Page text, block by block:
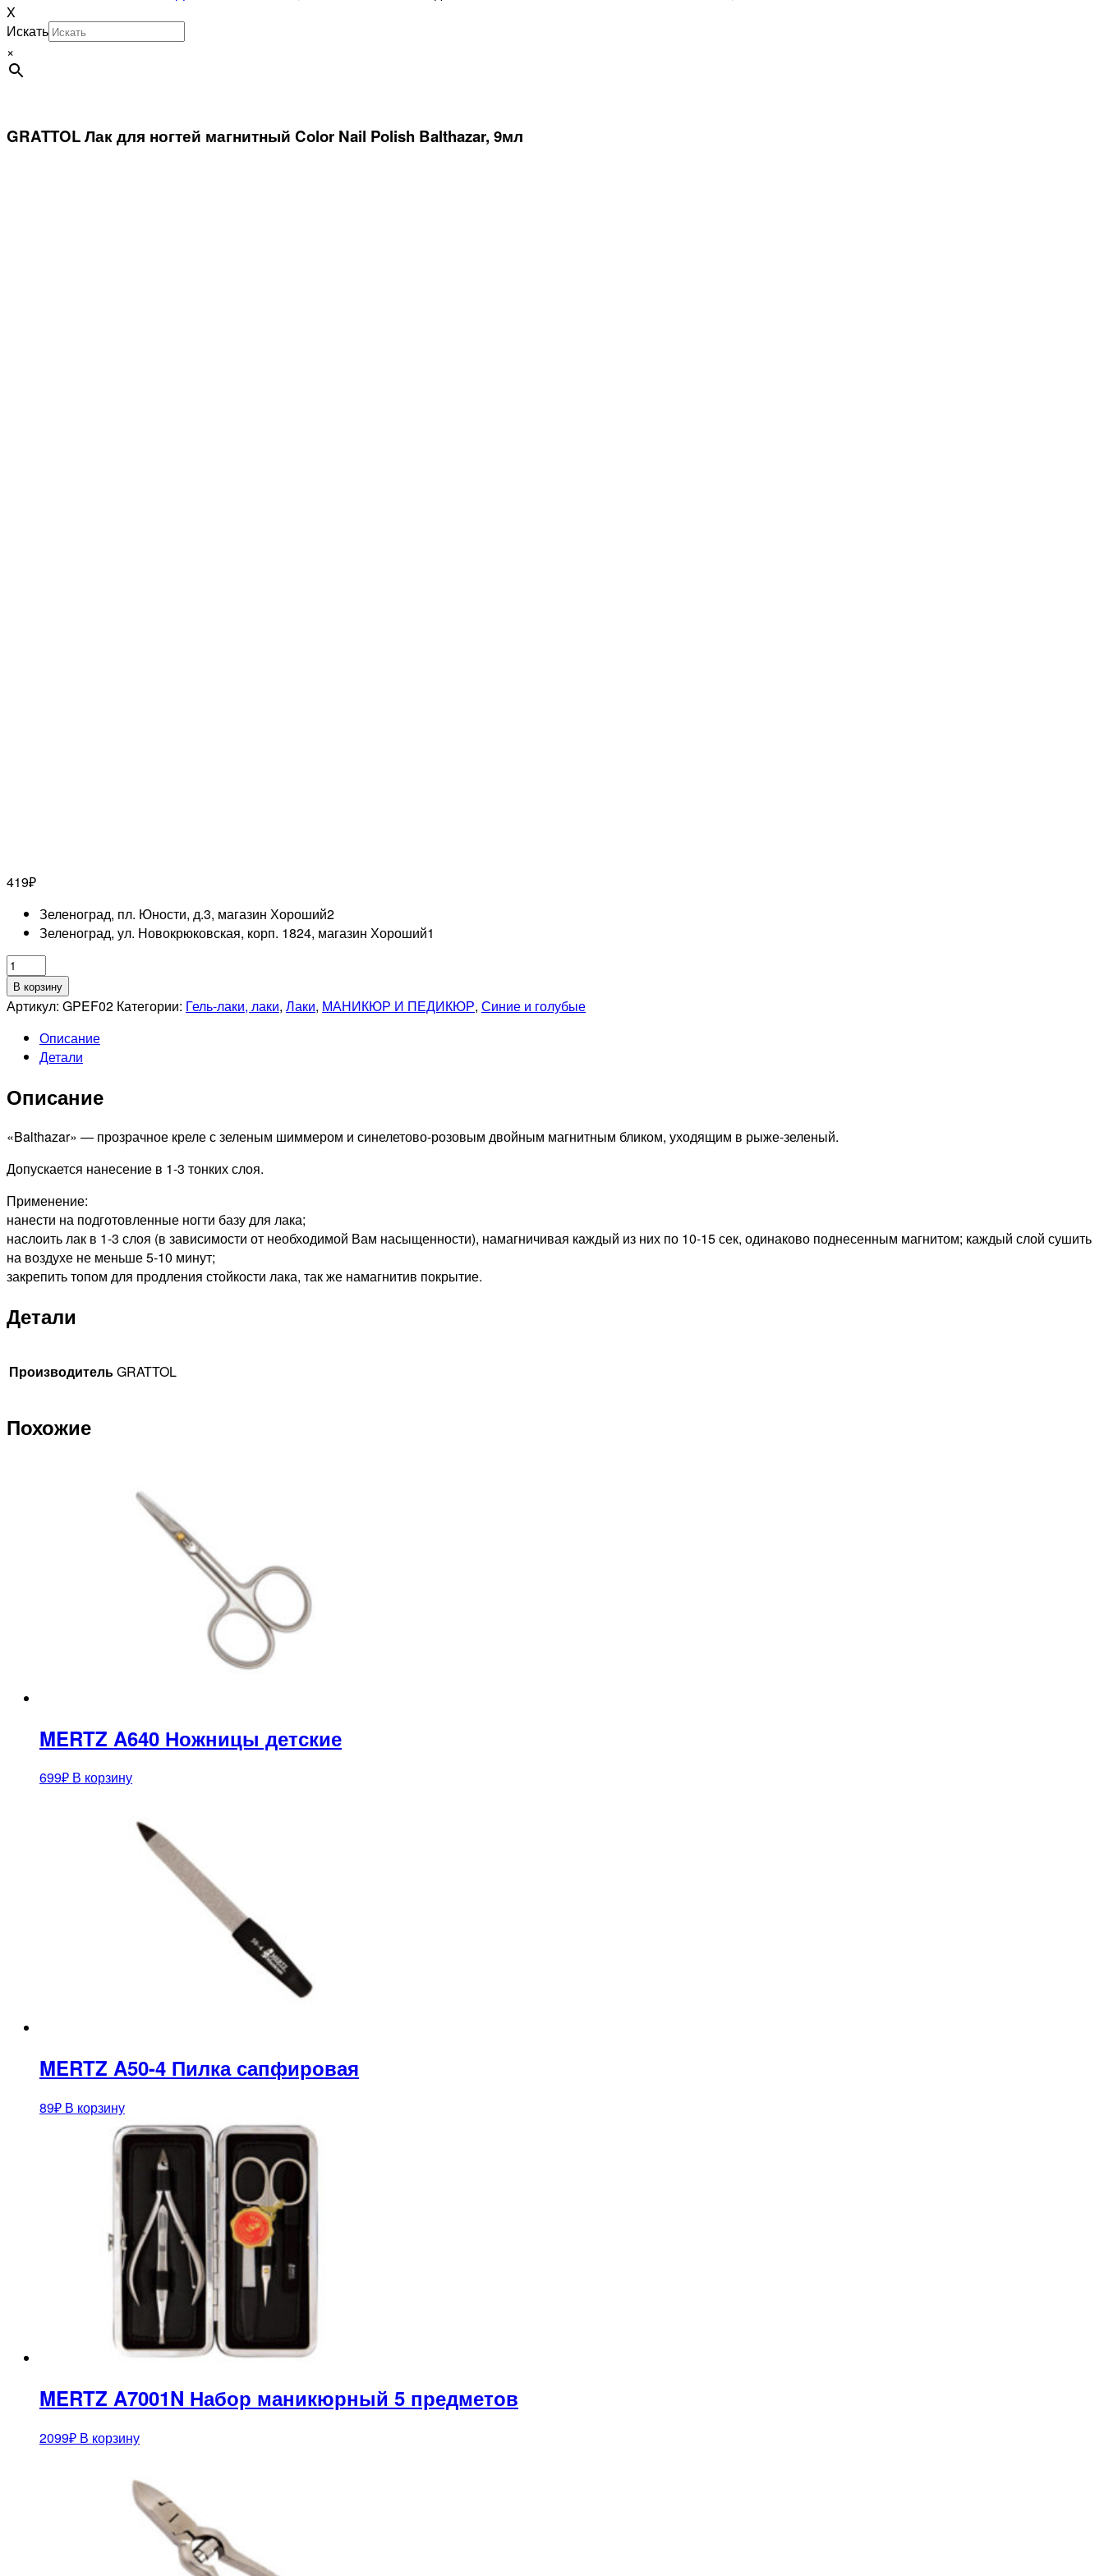
X
Искать
×
GRATTOL Лак для ногтей магнитный Color Nail Polish Balthazar, 9мл
419₽
Зеленоград, пл. Юности, д.3, магазин Хороший2
Зеленоград, ул. Новокрюковская, корп. 1824, магазин Хороший1
Количество
товара
GRATTOL
для
ногтей
Color
Polish
9мл
В корзину
Артикул: GPEF02 Категории: Гель-лаки, лаки, Лаки, МАНИКЮР И ПЕДИКЮР, Синие и голубые
Описание
Детали
Описание
«Balthazar» — прозрачное креле с зеленым шиммером и синелетово-розовым двойным магнитным бликом, уходящим в рыже-зеленый.
Допускается нанесение в 1-3 тонких слоя.
Применение:
нанести на подготовленные ногти базу для лака;
наслоить лак в 1-3 слоя (в зависимости от необходимой Вам насыщенности), намагничивая каждый из них по 10-15 сек, одинаково поднесенным магнитом; каждый слой сушить
на воздухе не меньше 5-10 минут;
закрепить топом для продления стойкости лака, так же намагнитив покрытие.
Детали
ПроизводительGRATTOL
Похожие
MERTZ A640 Ножницы детские
699₽ В корзину
MERTZ A50-4 Пилка сапфировая
89₽ В корзину
MERTZ A7001N Набор маникюрный 5 предметов
2099₽ В корзину